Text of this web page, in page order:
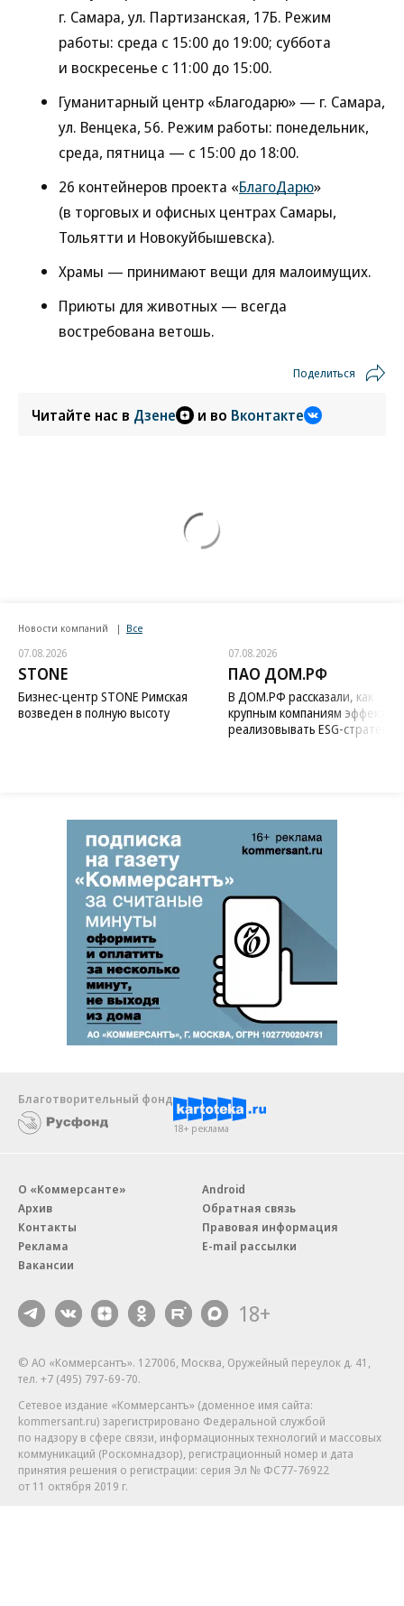
г. Самара, ул. Партизанская, 17Б. Режим
работы: среда с 15:00 до 19:00; суббота
и воскресенье с 11:00 до 15:00.
Гуманитарный центр «Благодарю» — г. Самара,
ул. Венцека, 56. Режим работы: понедельник,
среда, пятница — с 15:00 до 18:00.
26 контейнеров проекта «БлагоДарю»
(в торговых и офисных центрах Самары,
Тольятти и Новокуйбышевска).
Храмы — принимают вещи для малоимущих.
Приюты для животных — всегда
востребована ветошь.
Поделиться
Читайте нас в Дзене и во Вконтакте
Новости компаний Все
07.08.2026
STONE
Бизнес-центр STONE Римская
возведен в полную высоту
07.08.2026
ПАО ДОМ.РФ
В ДОМ.РФ рассказали, как
крупным компаниям
реализовывать ESG-стратегию
Благотворительный фонд
18+ реклама
О «Коммерсанте»
Архив
Контакты
Реклама
Вакансии
Android
Обратная связь
Правовая информация
E-mail рассылки
18+
© АО «Коммерсантъ». 127006, Москва, Оружейный переулок д. 41,
тел. +7 (495) 797-69-70.
Сетевое издание «Коммерсантъ» (доменное имя сайта:
kommersant.ru) зарегистрировано Федеральной службой
по надзору в сфере связи, информационных технологий и массовых
коммуникаций (Роскомнадзор), регистрационный номер и дата
принятия решения о регистрации: серия Эл № ФС77-76922
от 11 октября 2019 г.